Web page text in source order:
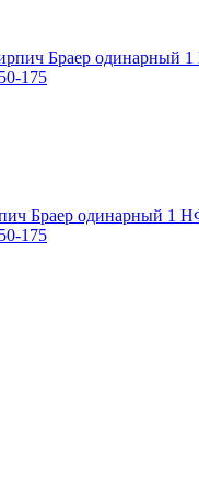
Браер одинарный 1
175